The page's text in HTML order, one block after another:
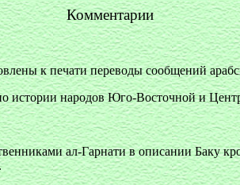
Комментарии
к печати переводы сообщений
народов Юго-Восточной и
ал-Гарнати в описании Баку